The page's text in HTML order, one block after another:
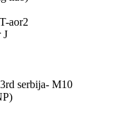
aor2
J
serbija- M10